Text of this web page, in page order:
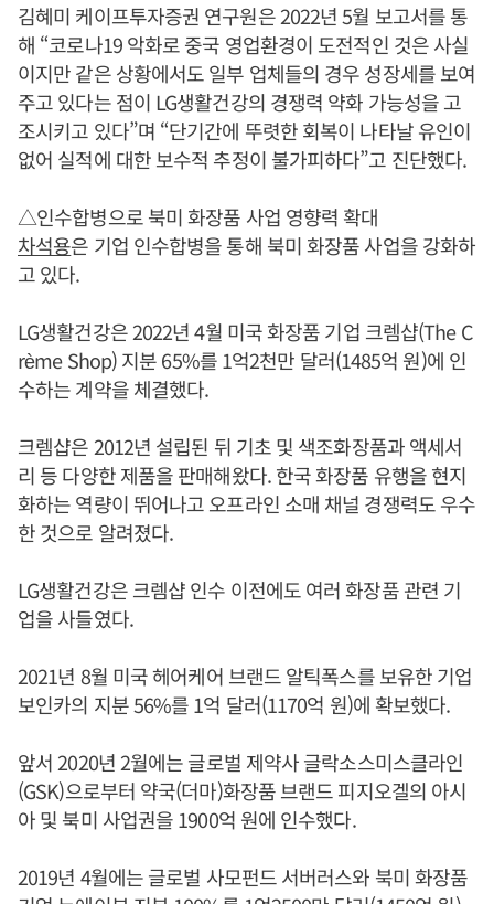
김혜미 케이프투자증권 연구원은 2022년 5월 보고서를 통
해 “코로나19 악화로 중국 영업환경이 도전적인 것은 사실
이지만 같은 상황에서도 일부 업체들의 경우 성장세를 보여
주고 있다는 점이 LG생활건강의 경쟁력 약화 가능성을 고
조시키고 있다”며 “단기간에 뚜렷한 회복이 나타날 유인이
없어 실적에 대한 보수적 추정이 불가피하다”고 진단했다.
△인수합병으로 북미 화장품 사업 영향력 확대
차석용은 기업 인수합병을 통해 북미 화장품 사업을 강화하
고 있다.
LG생활건강은 2022년 4월 미국 화장품 기업 크렘샵(The C
rème Shop) 지분 65%를 1억2천만 달러(1485억 원)에 인
수하는 계약을 체결했다.
크렘샵은 2012년 설립된 뒤 기초 및 색조화장품과 액세서
리 등 다양한 제품을 판매해왔다. 한국 화장품 유행을 현지
화하는 역량이 뛰어나고 오프라인 소매 채널 경쟁력도 우수
한 것으로 알려졌다.
LG생활건강은 크렘샵 인수 이전에도 여러 화장품 관련 기
업을 사들였다.
2021년 8월 미국 헤어케어 브랜드 알틱폭스를 보유한 기업
보인카의 지분 56%를 1억 달러(1170억 원)에 확보했다.
앞서 2020년 2월에는 글로벌 제약사 글락소스미스클라인
(GSK)으로부터 약국(더마)화장품 브랜드 피지오겔의 아시
아 및 북미 사업권을 1900억 원에 인수했다.
2019년 4월에는 글로벌 사모펀드 서버러스와 북미 화장품